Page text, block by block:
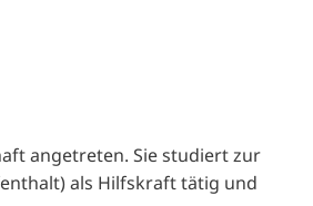
angetreten. Sie studiert zur
als Hilfskraft tätig und